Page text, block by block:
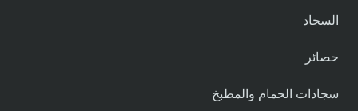
السجاد
حصائر
سجادات الحمام والمطبخ